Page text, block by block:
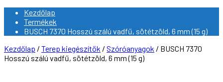
Kezdőlap
Termékek
BUSCH 7370 Hosszú szálú vadfű, sötétzöld, 6 mm (15 g)
Kezdőlap / Terep kiegészítők / Szóróanyagok / BUSCH 7370
Hosszú szálú vadfű, sötétzöld, 6 mm (15 g)